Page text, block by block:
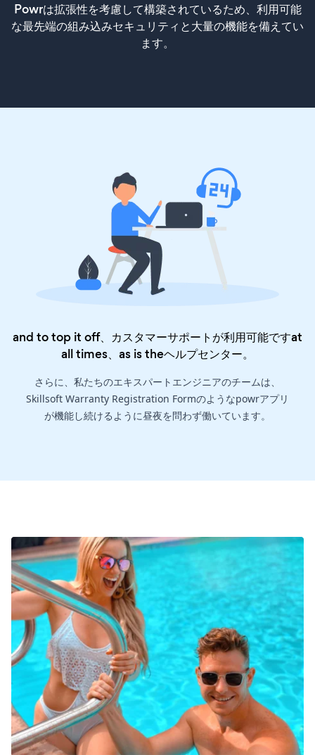
Powrは拡張性を考慮して構築されているため、利用可能
な最先端の組み込みセキュリティと大量の機能を備えてい
ます。
and to top it off、カスタマーサポートが利用可能ですat
all times、as is theヘルプセンター。
さらに、私たちのエキスパートエンジニアのチームは、
Skillsoft Warranty Registration Formのようなpowrアプリ
が機能し続けるように昼夜を問わず働いています。